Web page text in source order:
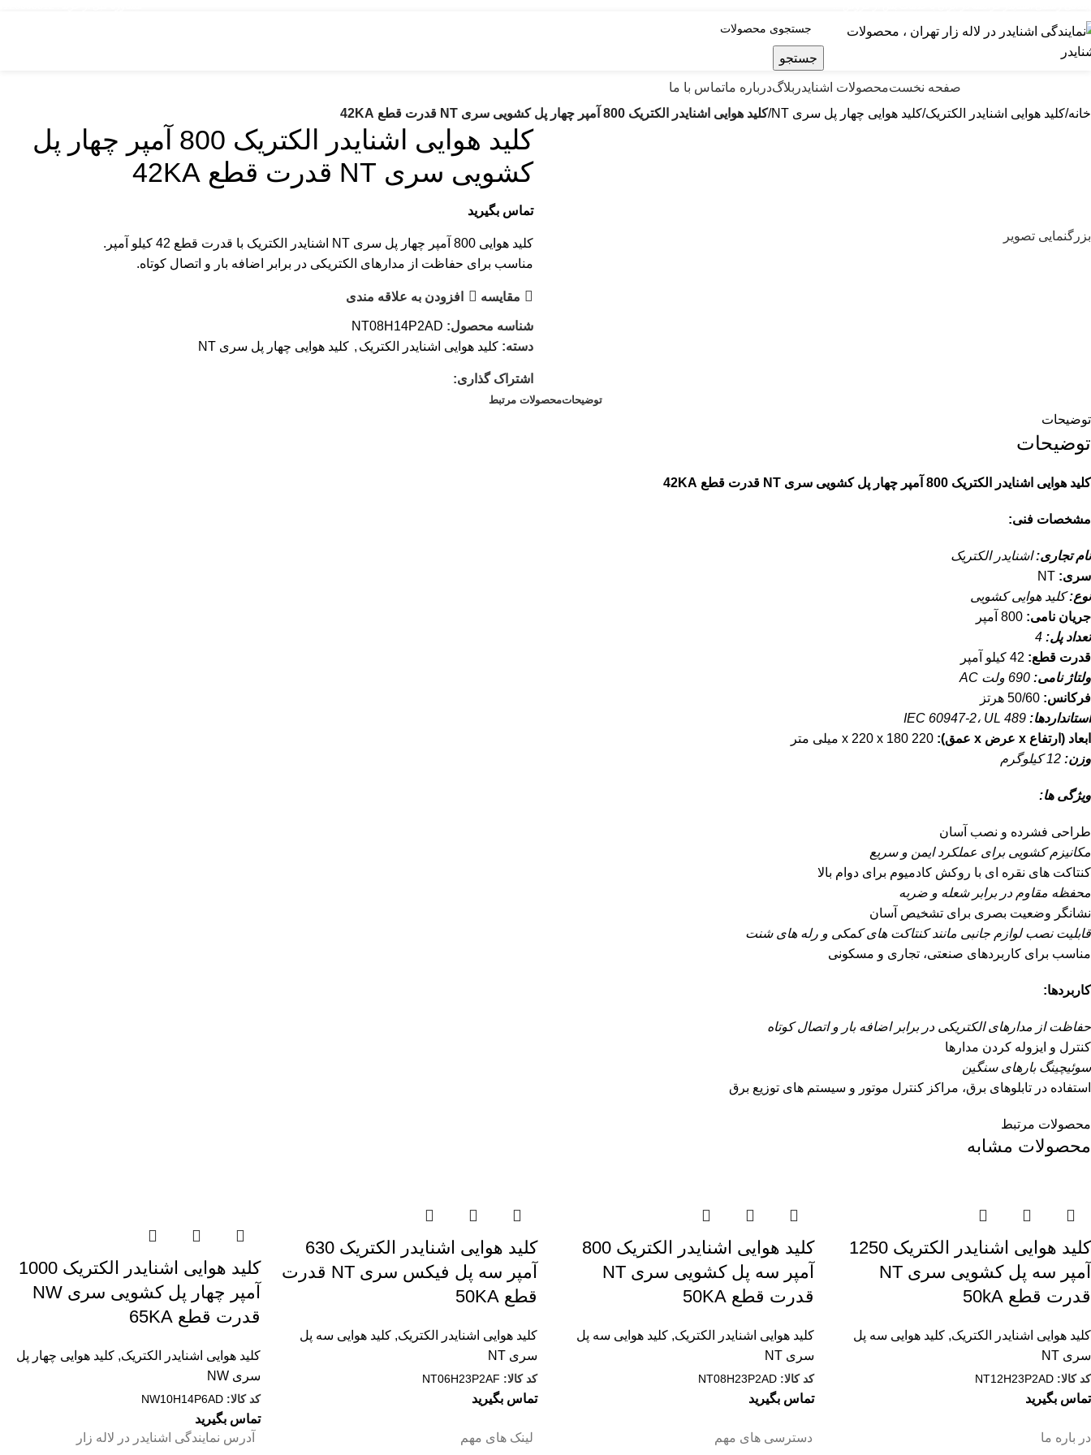
جستجو
صفحه نخستمحصولات اشنایدر بلاگدرباره ماتماس با ما
خانه کلید هوایی اشنایدر الکتریک کلید هوایی چهار پل سری NT کليد هوایی اشنایدر الکتریک 800 آمپر چهار پل کشویی سری NT قدرت قطع 42KA
بزرگنمایی تصویر
کليد هوایی اشنایدر الکتریک 800 آمپر چهار پل
کشویی سری NT قدرت قطع 42KA
تماس بگیرید
کلید هوایی 800 آمپر چهار پل سری NT اشنایدر الکتریک با قدرت قطع 42 کیلو آمپر.
مناسب برای حفاظت از مدارهای الکتریکی در برابر اضافه بار و اتصال کوتاه.
مقایسه افزودن به علاقه مندی
شناسه محصول: NT08H14P2AD
دسته: کلید هوایی اشنایدر الکتریک , کلید هوایی چهار پل سری NT
اشتراک گذاری:
توضیحاتمحصولات مرتبط
توضیحات
توضیحات
کلید هوایی اشنایدر الکتریک 800 آمپر چهار پل کشویی سری NT قدرت قطع 42KA
مشخصات فنی:
نام تجاری:اشنایدر الکتریک
سری:
نوع:کلید هوایی کشویی
جریان نامی:
تعداد پل:
قدرت قطع:
ولتاژ نامی:
فرکانس:
استانداردها:
ابعاد (ارتفاع x عرض x عمق):
وزن:
ویژگی ها:
طراحی فشرده و نصب آسان
مکانیزم کشویی برای عملکرد ایمن و سریع
کنتاکت های نقره ای با روکش کادمیوم برای دوام بالا
محفظه مقاوم در برابر شعله و ضربه
نشانگر وضعیت بصری برای تشخیص آسان
قابلیت نصب لوازم جانبی مانند کنتاکت های کمکی و رله های شنت
مناسب برای کاربردهای صنعتی، تجاری و مسکونی
کاربردها:
حفاظت از مدارهای الکتریکی در برابر اضافه بار و اتصال کوتاه
کنترل و ایزوله کردن مدارها
سوئیچینگ بارهای سنگین
استفاده در تابلوهای برق، مراکز کنترل موتور و سیستم های توزیع برق
محصولات مرتبط
محصولات مشابه
کليد هوایی اشنایدر الکتریک 1250
آمپر سه پل کشویی سری NT
قدرت قطع 50kA
کلید هوایی اشنایدر الکتریک, کلید هوایی سه پل
سری NT
کد کالا: NT12H23P2AD
تماس بگیرید
کليد هوایی اشنایدر الکتریک 800
آمپر سه پل کشویی سری NT
قدرت قطع 50KA
کلید هوایی اشنایدر الکتریک, کلید هوایی سه پل
سری NT
کد کالا: NT08H23P2AD
تماس بگیرید
کليد هوایی اشنایدر الکتریک 630
آمپر سه پل فیکس سری NT قدرت
قطع 50KA
کلید هوایی اشنایدر الکتریک, کلید هوایی سه پل
سری NT
کد کالا: NT06H23P2AF
تماس بگیرید
کليد هوایی اشنایدر الکتریک 1000
آمپر چهار پل کشویی سری NW
قدرت قطع 65KA
کلید هوایی اشنایدر الکتریک, کلید هوایی چهار پل
سری NW
کد کالا: NW10H14P6AD
تماس بگیرید
در باره ما
دسترسی های مهم لینک های مهم آدرس نمایندگی اشنایدر در لاله زار